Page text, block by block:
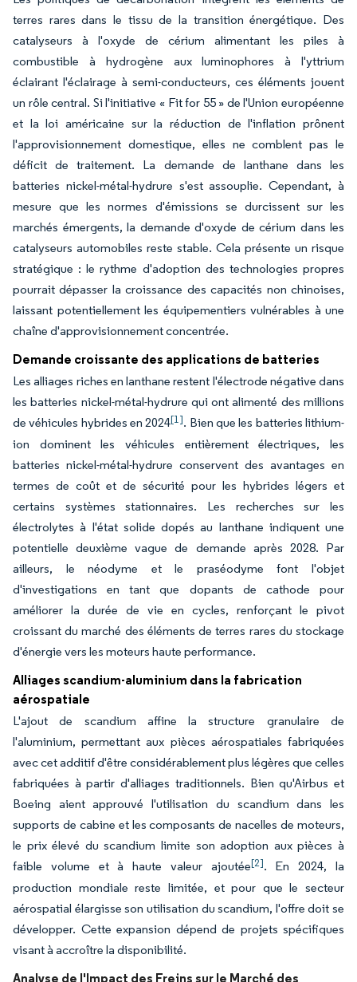
terres rares dans le tissu de la transition énergétique. Des
catalyseurs à l'oxyde de cérium alimentant les piles à
combustible à hydrogène aux luminophores à l'yttrium
éclairant l'éclairage à semi-conducteurs, ces éléments jouent
un rôle central. Si l'initiative « Fit for 55 » de l'Union européenne
et la loi américaine sur la réduction de l'inflation prônent
l'approvisionnement domestique, elles ne comblent pas le
déficit de traitement. La demande de lanthane dans les
batteries nickel-métal-hydrure s'est assouplie. Cependant, à
mesure que les normes d'émissions se durcissent sur les
marchés émergents, la demande d'oxyde de cérium dans les
catalyseurs automobiles reste stable. Cela présente un risque
stratégique : le rythme d'adoption des technologies propres
pourrait dépasser la croissance des capacités non chinoises,
laissant potentiellement les équipementiers vulnérables à une
chaîne d'approvisionnement concentrée.
Demande croissante des applications de batteries
Les alliages riches en lanthane restent l'électrode négative dans
les batteries nickel-métal-hydrure qui ont alimenté des millions
de véhicules hybrides en 2024[1]. Bien que les batteries lithium-
ion dominent les véhicules entièrement électriques, les
batteries nickel-métal-hydrure conservent des avantages en
termes de coût et de sécurité pour les hybrides légers et
certains systèmes stationnaires. Les recherches sur les
électrolytes à l'état solide dopés au lanthane indiquent une
potentielle deuxième vague de demande après 2028. Par
ailleurs, le néodyme et le praséodyme font l'objet
d'investigations en tant que dopants de cathode pour
améliorer la durée de vie en cycles, renforçant le pivot
croissant du marché des éléments de terres rares du stockage
d'énergie vers les moteurs haute performance.
Alliages scandium-aluminium dans la fabrication
aérospatiale
L'ajout de scandium affine la structure granulaire de
l'aluminium, permettant aux pièces aérospatiales fabriquées
avec cet additif d'être considérablement plus légères que celles
fabriquées à partir d'alliages traditionnels. Bien qu'Airbus et
Boeing aient approuvé l'utilisation du scandium dans les
supports de cabine et les composants de nacelles de moteurs,
le prix élevé du scandium limite son adoption aux pièces à
faible volume et à haute valeur ajoutée[2]. En 2024, la
production mondiale reste limitée, et pour que le secteur
aérospatial élargisse son utilisation du scandium, l'offre doit se
développer. Cette expansion dépend de projets spécifiques
visant à accroître la disponibilité.
Analyse de l'Impact des Freins sur le Marché des